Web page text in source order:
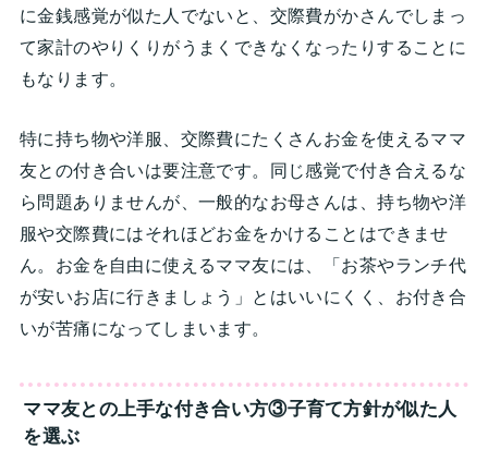
に金銭感覚が似た人でないと、交際費がかさんでしまっ
て家計のやりくりがうまくできなくなったりすることに
もなります。
特に持ち物や洋服、交際費にたくさんお金を使えるママ
友との付き合いは要注意です。同じ感覚で付き合えるな
ら問題ありませんが、一般的なお母さんは、持ち物や洋
服や交際費にはそれほどお金をかけることはできませ
ん。お金を自由に使えるママ友には、「お茶やランチ代
が安いお店に行きましょう」とはいいにくく、お付き合
いが苦痛になってしまいます。
ママ友との上手な付き合い方③子育て方針が似た人
を選ぶ